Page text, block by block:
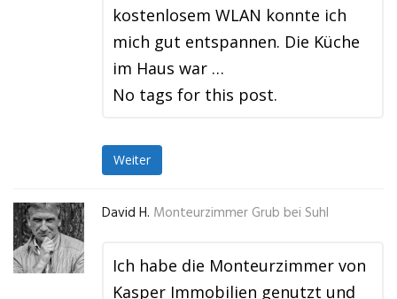
kostenlosem WLAN konnte ich
mich gut entspannen. Die Küche
im Haus war …
No tags for this post.
Weiter
David H. Monteurzimmer Grub bei Suhl
Ich habe die Monteurzimmer von
Kasper Immobilien genutzt und